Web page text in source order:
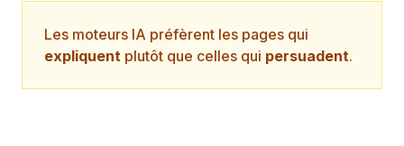
Les moteurs IA préfèrent les pages qui
expliquent plutôt que celles qui persuadent.